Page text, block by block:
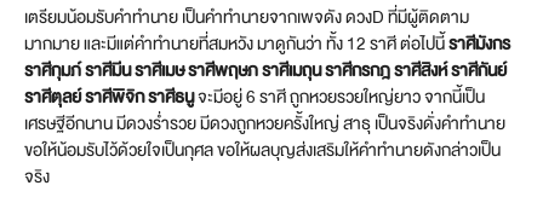
เตรียมน้อมรับคำทำนาย เป็นคำทำนายจากเพจดัง ดวงD ที่มีผู้ติดตาม
มากมาย และมีแต่คำทำนายที่สมหวัง มาดูกันว่า ทั้ง 12 ราศี ต่อไปนี้ราศีมังกร
ราศีกุมภ์ ราศีมีน ราศีเมษ ราศีพฤษภ ราศีเมถุน ราศีกรกฎ ราศีสิงห์ ราศีกันย์
ราศีตุลย์ ราศีพิจิก ราศีธนูจะมีอยู่ 6 ราศี ถูกหวยรวยใหญ่ยาว จากนี้เป็น
เศรษฐีอีกนาน มีดวงร่ำรวย มีดวงถูกหวยครั้งใหญ่ สาธุ เป็นจริงดั่งคำทำนาย
ขอให้น้อมรับไว้ด้วยใจเป็นกุศล ขอให้ผลบุญส่งเสริมให้คำทำนายดังกล่าวเป็น
จริง